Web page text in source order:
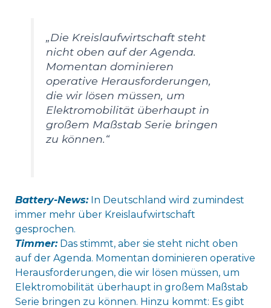
„Die Kreislaufwirtschaft steht
nicht oben auf der Agenda.
Momentan dominieren
operative Herausforderungen,
die wir lösen müssen, um
Elektromobilität überhaupt in
großem Maßstab Serie bringen
zu können.“
Battery-News:In Deutschland wird zumindest
immer mehr über Kreislaufwirtschaft
gesprochen.
Timmer:Das stimmt, aber sie steht nicht oben
auf der Agenda. Momentan dominieren operative
Herausforderungen, die wir lösen müssen, um
Elektromobilität überhaupt in großem Maßstab
Serie bringen zu können. Hinzu kommt: Es gibt